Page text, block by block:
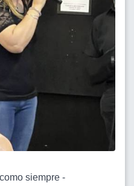
siempre -